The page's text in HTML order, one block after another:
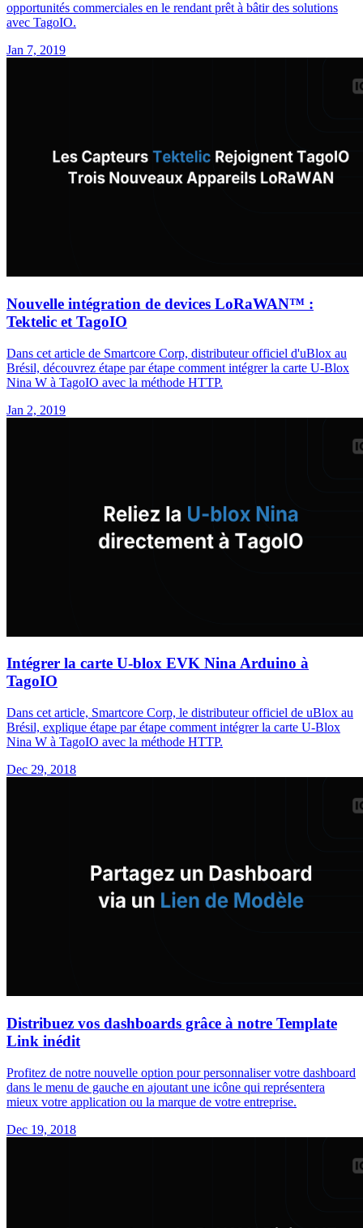
opportunités commerciales en le rendant prêt à bâtir des solutions
avec TagoIO.
Jan 7, 2019
Nouvelle intégration de devices LoRaWAN™ :
Tektelic et TagoIO
Dans cet article de Smartcore Corp, distributeur officiel d'uBlox au
Brésil, découvrez étape par étape comment intégrer la carte U-Blox
Nina W à TagoIO avec la méthode HTTP.
Jan 2, 2019
Intégrer la carte U-blox EVK Nina Arduino à
TagoIO
Dans cet article, Smartcore Corp, le distributeur officiel de uBlox au
Brésil, explique étape par étape comment intégrer la carte U-Blox
Nina W à TagoIO avec la méthode HTTP.
Dec 29, 2018
Distribuez vos dashboards grâce à notre Template
Link inédit
Profitez de notre nouvelle option pour personnaliser votre dashboard
dans le menu de gauche en ajoutant une icône qui représentera
mieux votre application ou la marque de votre entreprise.
Dec 19, 2018